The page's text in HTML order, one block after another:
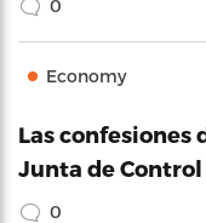
0
Economy
Las confesiones
Junta de Control
0